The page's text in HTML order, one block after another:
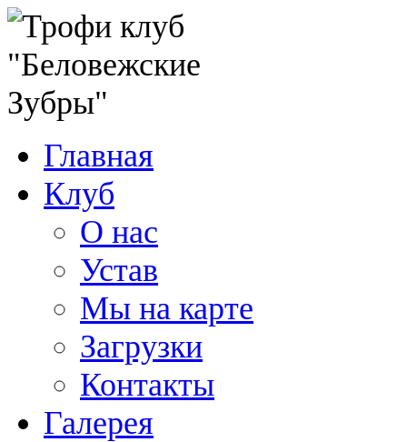
Главная
Клуб
О нас
Устав
Мы на карте
Загрузки
Контакты
Галерея